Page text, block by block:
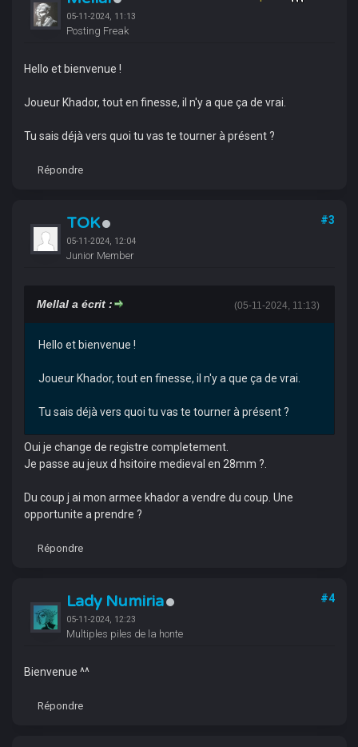
05-11-2024, 11:13
Posting Freak
Hello et bienvenue !
Joueur Khador, tout en finesse, il n'y a que ça de vrai.
Tu sais déjà vers quoi tu vas te tourner à présent ?
Répondre
TOK
05-11-2024, 12:04
Junior Member
#3
(05-11-2024, 11:13)
Mellal a écrit :
Hello et bienvenue !
Joueur Khador, tout en finesse, il n'y a que ça de vrai.
Tu sais déjà vers quoi tu vas te tourner à présent ?
Oui je change de registre completement.
Je passe au jeux d hsitoire medieval en 28mm ?.
Du coup j ai mon armee khador a vendre du coup. Une
opportunite a prendre ?
Répondre
Lady Numiria
05-11-2024, 12:23
Multiples piles de la honte
#4
Bienvenue ^^
Répondre